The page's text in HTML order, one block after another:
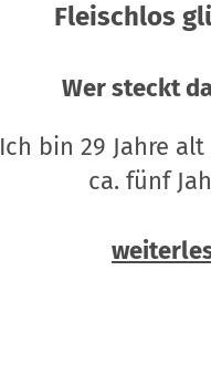
Fleischlos
Wer steckt
Ich bin 29 Jahre
ca. fünf